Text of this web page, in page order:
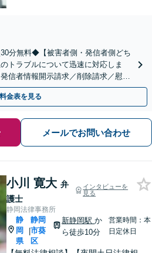
分無料◆【被害者側・発信者側どち
トラブルについて迅速に対応しま
信者情報開示請求／削除請求／慰謝
料金表を見る
メールでお問い合わせ
小川 寛大 弁
護士
インタビューを
見る
静岡法律事務所
静
岡
県
|
静岡
市葵
区
新静岡駅か
ら徒歩10分
営業時間：本
日定休日